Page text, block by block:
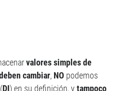
valores simples de
cambiar, NO podemos
DI) en su definición, ytampoco